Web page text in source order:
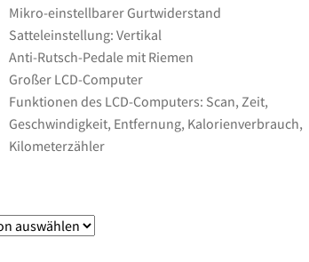
Mikro-einstellbarer Gurtwiderstand
Satteleinstellung: Vertikal
Anti-Rutsch-Pedale mit Riemen
Großer LCD-Computer
Funktionen des LCD-Computers: Scan, Zeit,
Geschwindigkeit, Entfernung, Kalorienverbrauch,
Kilometerzähler